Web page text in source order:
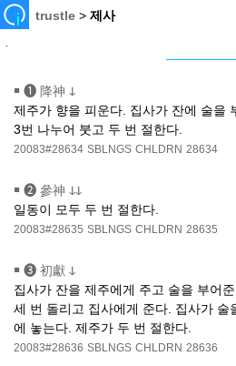
trustle >제사
￭ ❶ 降神 ↆ
제주가 향을 피운다. 집사가 잔에 술을
3번 나누어 붓고 두 번 절한다.
20083#28634 SBLNGS CHLDRN 28634
￭ ❷ 參神 ↆↆ
일동이 모두 두 번 절한다.
20083#28635 SBLNGS CHLDRN 28635
￭ ❸ 初獻 ↆ
집사가 잔을 제주에게 주고 술을 부어
세 번 돌리고 집사에게 준다. 집사가 술
에 놓는다. 제주가 두 번 절한다.
20083#28636 SBLNGS CHLDRN 28636